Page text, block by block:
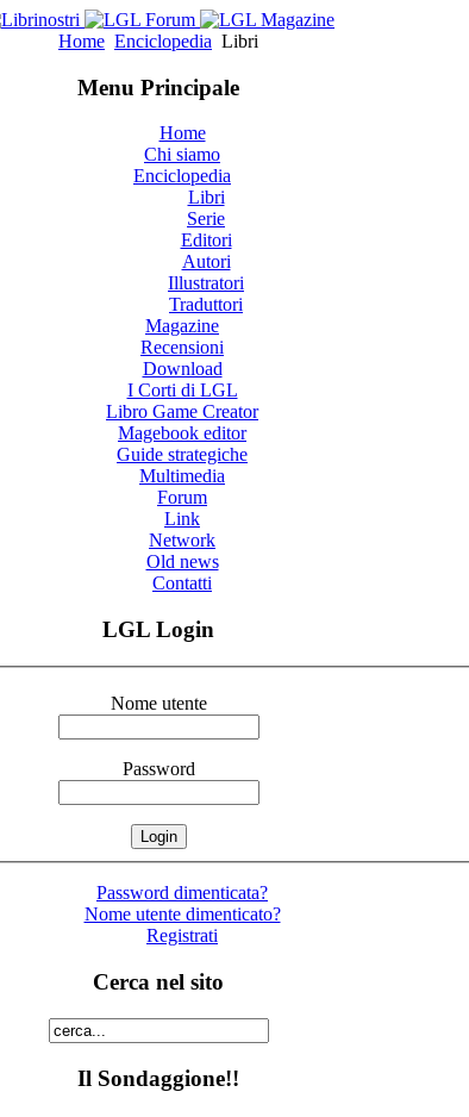
Home Enciclopedia Libri
Menu Principale
Home
Chi siamo
Enciclopedia
Libri
Serie
Editori
Autori
Illustratori
Traduttori
Magazine
Recensioni
Download
I Corti di LGL
Libro Game Creator
Magebook editor
Guide strategiche
Multimedia
Forum
Link
Network
Old news
Contatti
LGL Login
Nome utente
Password
Password dimenticata?
Nome utente dimenticato?
Registrati
Cerca nel sito
Il Sondaggione!!